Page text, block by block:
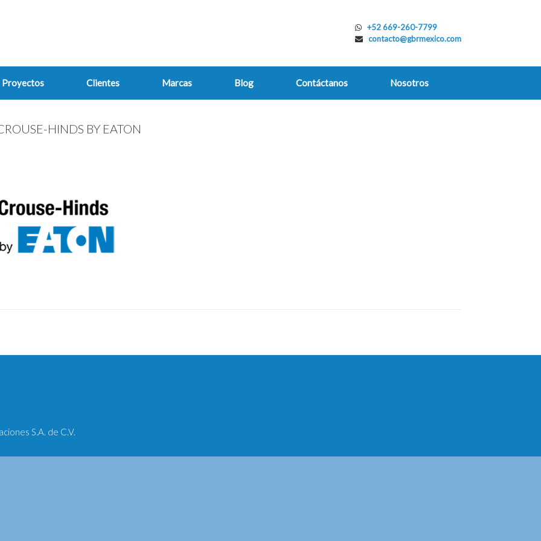
+52 669-260-7799
contacto@gbrmexico.com
Proyectos Clientes Marcas Blog Contáctanos Nosotros
HINDS BY EATON
S.A. de C.V.